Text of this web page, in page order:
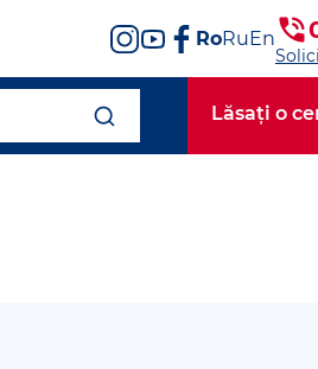
RoRuEn
Lăsați o